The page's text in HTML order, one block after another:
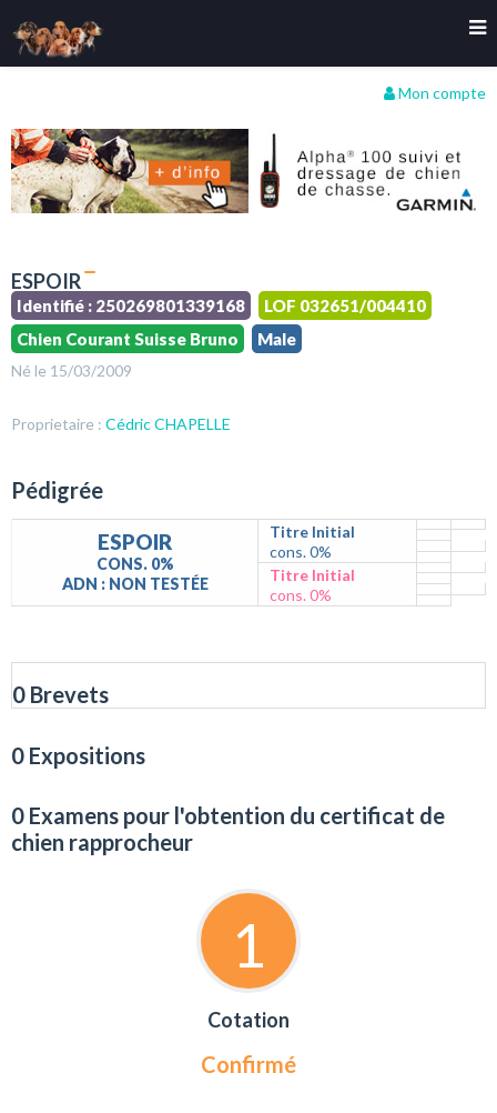
Mon compte
ESPOIR
Identifié : 250269801339168
LOF 032651/004410
Chien Courant Suisse Bruno
Male
Né le 15/03/2009
Proprietaire : Cédric CHAPELLE
Pédigrée
ESPOIR
CONS. 0%
ADN : NON TESTÉE
Titre Initial
cons. 0%
Titre Initial
cons. 0%
0 Brevets
0 Expositions
0 Examens pour l'obtention du certificat de
chien rapprocheur
1
Cotation
Confirmé